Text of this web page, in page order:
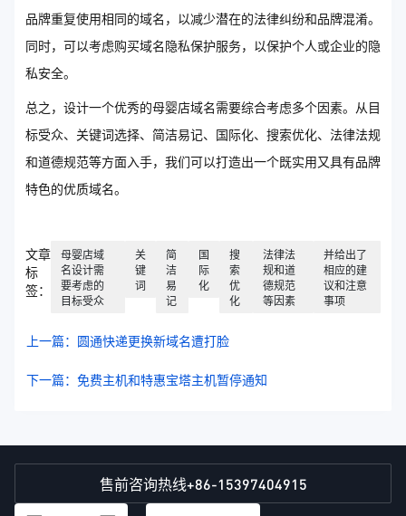
品牌重复使用相同的域名，以减少潜在的法律纠纷和品牌混淆。
同时，可以考虑购买域名隐私保护服务，以保护个人或企业的隐
私安全。
总之，设计一个优秀的母婴店域名需要综合考虑多个因素。从目
标受众、关键词选择、简洁易记、国际化、搜索优化、法律法规
和道德规范等方面入手，我们可以打造出一个既实用又具有品牌
特色的优质域名。
文章
标
签：
母婴店域
名设计需
要考虑的
目标受众
关
键
词
简
洁
易
记
国
际
化
搜
索
优
化
法律法
规和道
德规范
等因素
并给出了
相应的建
议和注意
事项
上一篇：圆通快递更换新域名遭打脸
下一篇：免费主机和特惠宝塔主机暂停通知
售前咨询热线+86-15397404915